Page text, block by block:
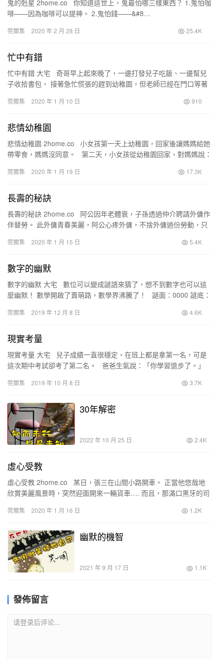
鬼的兙星 2home.co 你知道這世上，鬼最怕哪三樣東西？ 1.鬼怕咖
啡——因為咖啡可以提神。 2.鬼怕錢——&#8…
莞爾集 2020 年 2 月 28 日 25.4K
忙中有錯
忙中有錯 大宅 奇哥早上起來晚了，一邊打發兒子吃飯、一邊幫兒
子收拾書包， 接著急忙慌張的趕到幼稚園，但老師已經在門口等著
莞爾集 2020 年 1 月 10 日 910
悲情幼稚園
悲情幼稚園 2home.co 小女孩第一天上幼稚園，回家後讓媽媽給她
帶零食，媽媽沒同意。 第二天，小女孩從幼稚園回家，對媽媽說：
莞爾集 2020 年 1 月 19 日 17.3K
長壽的秘訣
長壽的秘訣 2home.co 阿公因年老體衰，子孫透過仲介聘請外傭作
伴替勞。 此外傭青春美麗，阿公心疼外傭，不捨外傭過份勞動，只
莞爾集 2020 年 1 月 15 日 5.4K
數字的幽默
數字的幽默 大宅 數位可以變成謎語來猜了，想不到數字也可以這
麼幽默！ 數學開啟了賣萌路，數學界沸騰了！ 謎面：0000 謎底：
莞爾集 2019 年 12 月 8 日 4.6K
現實考量
現實考量 大宅 兒子成績一直很穩定，在班上都是拿第一名，可是
這次期中考試卻考了第二名。 爸爸生氣說：「你學習退步了。」
莞爾集 2019 年 10 月 8 日 3.7K
30年解密
2022 年 10 月 25 日 2.4K
虛心受教
虛心受教 2home.co 某日，張三在山間小路開車。 正當他悠哉地
欣賞美麗風景時，突然迎面開來一輛貨車…. 而且，那滿口黑牙的司
莞爾集 2020 年 1 月 16 日 1.2K
幽默的機智
2021 年 9 月 17 日 1.1K
發佈留言
请登录后评论...